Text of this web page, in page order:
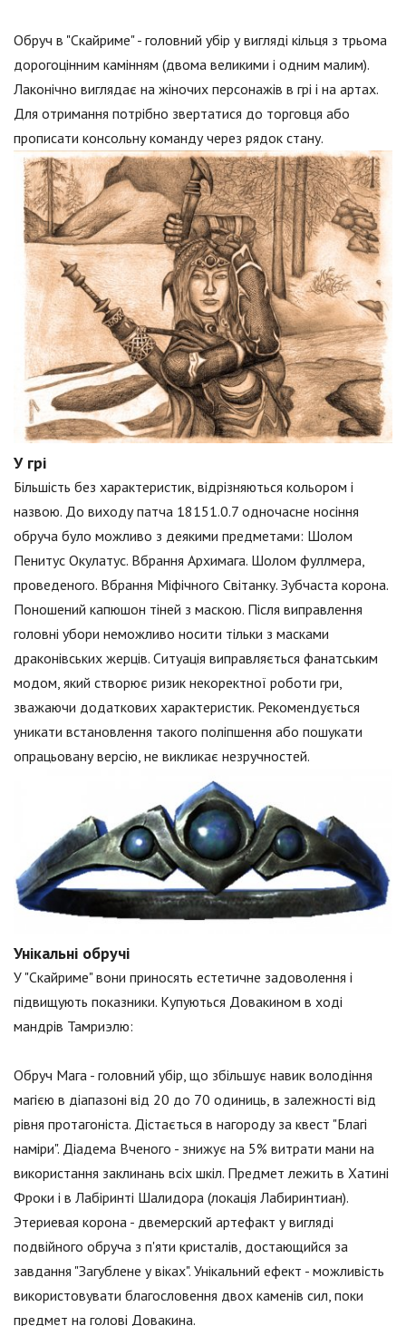
Обруч в "Скайриме" - головний убір у вигляді кільця з трьома
дорогоцінним камінням (двома великими і одним малим).
Лаконічно виглядає на жіночих персонажів в грі і на артах.
Для отримання потрібно звертатися до торговця або
прописати консольну команду через рядок стану.
У грі
Більшість без характеристик, відрізняються кольором і
назвою. До виходу патча 18151.0.7 одночасне носіння
обруча було можливо з деякими предметами: Шолом
Пенитус Окулатус. Вбрання Архимага. Шолом фуллмера,
проведеного. Вбрання Міфічного Світанку. Зубчаста корона.
Поношений капюшон тіней з маскою. Після виправлення
головні убори неможливо носити тільки з масками
драконівських жерців. Ситуація виправляється фанатським
модом, який створює ризик некоректної роботи гри,
зважаючи додаткових характеристик. Рекомендується
уникати встановлення такого поліпшення або пошукати
опрацьовану версію, не викликає незручностей.
Унікальні обручі
У "Скайриме" вони приносять естетичне задоволення і
підвищують показники. Купуються Довакином в ході
мандрів Тамриэлю:
Обруч Мага - головний убір, що збільшує навик володіння
магією в діапазоні від 20 до 70 одиниць, в залежності від
рівня протагоніста. Дістається в нагороду за квест "Благі
наміри". Діадема Вченого - знижує на 5% витрати мани на
використання заклинань всіх шкіл. Предмет лежить в Хатині
Фроки і в Лабіринті Шалидора (локація Лабиринтиан).
Этериевая корона - двемерский артефакт у вигляді
подвійного обруча з п'яти кристалів, достающийся за
завдання "Загублене у віках". Унікальний ефект - можливість
використовувати благословення двох каменів сил, поки
предмет на голові Довакина.